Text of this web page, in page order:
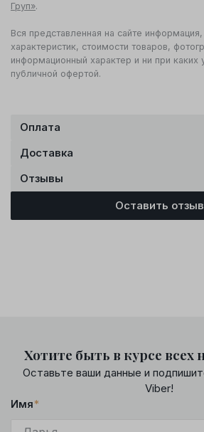
Груп».
Вся представленная на сайте
характеристик, стоимости товаров,
информационный характер и ни при каких
публичной офертой.
Оплата
Доставка
Отзывы
Оставить отзыв
Хотите быть в курсе всех
Оставьте ваши данные и
Viber!
Имя*